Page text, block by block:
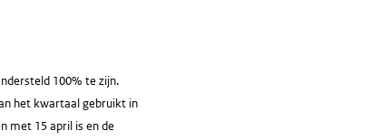
100% te zijn.
het kwartaal gebruikt in
met 15 april is en de